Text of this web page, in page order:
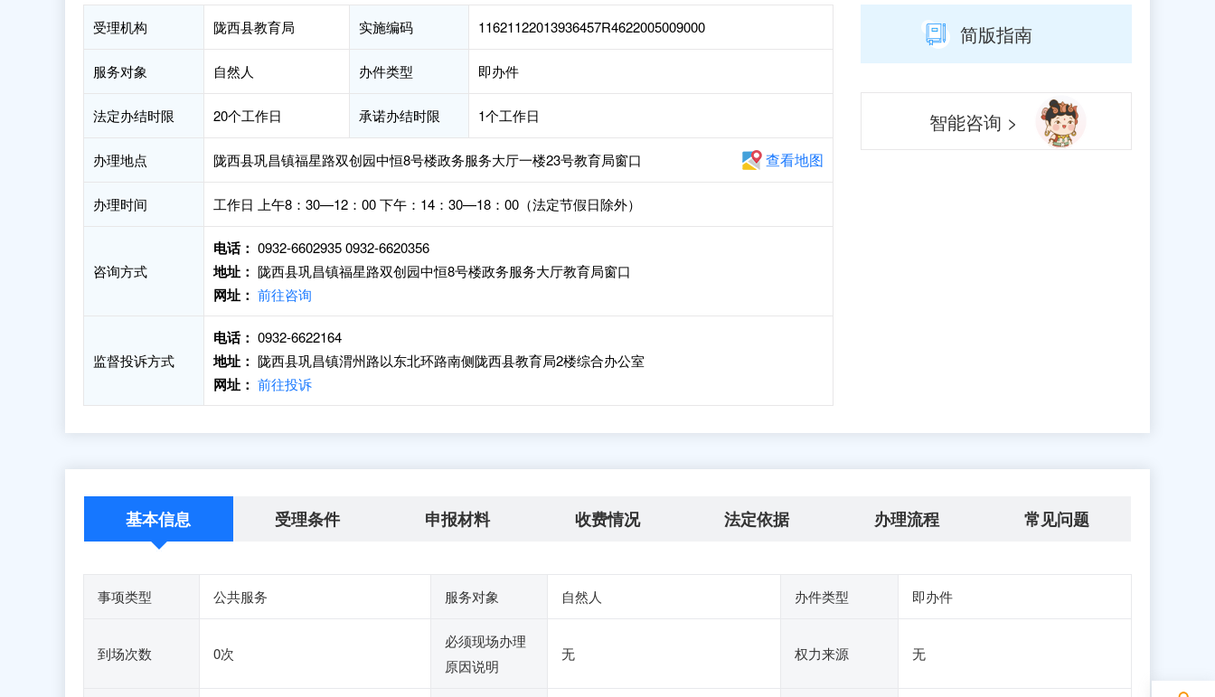
受理机构 陇西县教育局 实施编码 11621122013936457R4622005009000
服务对象 自然人 办件类型 即办件
法定办结时限 20个工作日 承诺办结时限 1个工作日
办理地点 陇西县巩昌镇福星路双创园中恒8号楼政务服务大厅一楼23号教育局窗口 查看地图
办理时间 工作日 上午8：30—12：00 下午：14：30—18：00（法定节假日除外）
咨询方式
电话： 0932-6602935 0932-6620356
地址： 陇西县巩昌镇福星路双创园中恒8号楼政务服务大厅教育局窗口
网址： 前往咨询
监督投诉方式
电话： 0932-6622164
地址： 陇西县巩昌镇渭州路以东北环路南侧陇西县教育局2楼综合办公室
网址： 前往投诉
简版指南
智能咨询 >
基本信息 受理条件 申报材料 收费情况 法定依据 办理流程 常见问题
事项类型 公共服务 服务对象 自然人 办件类型 即办件
到场次数 0次
必须现场办理
原因说明
无 权力来源 无